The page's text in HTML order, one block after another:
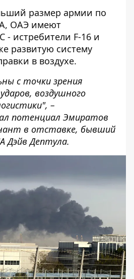
размер армии по
ОАЭ имеют
- истребители F-16 и
развитую систему
в воздухе.
с точки зрения
воздушного
–
потенциал Эмиратов
в отставке, бывший
Дэйв Дептула.